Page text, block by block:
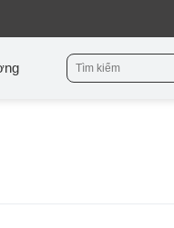
Tìm
kiếm: